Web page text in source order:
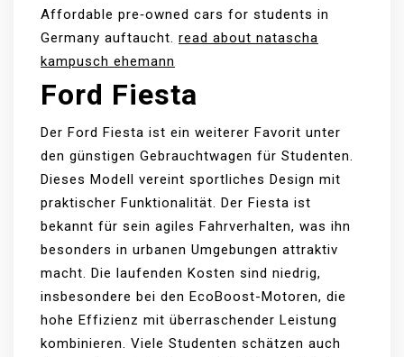
Affordable pre‑owned cars for students in
Germany auftaucht. read about natascha
kampusch ehemann
Ford Fiesta
Der Ford Fiesta ist ein weiterer Favorit unter
den günstigen Gebrauchtwagen für Studenten.
Dieses Modell vereint sportliches Design mit
praktischer Funktionalität. Der Fiesta ist
bekannt für sein agiles Fahrverhalten, was ihn
besonders in urbanen Umgebungen attraktiv
macht. Die laufenden Kosten sind niedrig,
insbesondere bei den EcoBoost-Motoren, die
hohe Effizienz mit überraschender Leistung
kombinieren. Viele Studenten schätzen auch